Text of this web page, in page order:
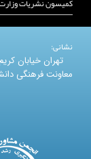
کمیسون نشریات وزارت
نشانی:
تهران خیابان
معاونت فرهنگی